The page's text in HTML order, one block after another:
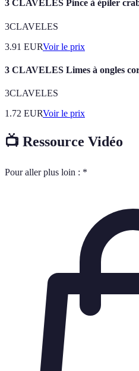
3 CLAVELES Pince à épiler
3CLAVELES
3.91 EURVoir le prix
3 CLAVELES Limes à ongles
3CLAVELES
1.72 EURVoir le prix
📺 Ressource Vidéo
Pour aller plus loin : *